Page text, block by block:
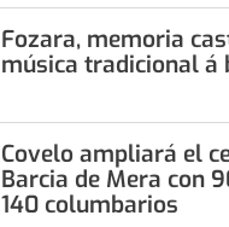
Fozara, memoria
música tradicional á
Covelo ampliará el
Barcia de Mera con
140 columbarios